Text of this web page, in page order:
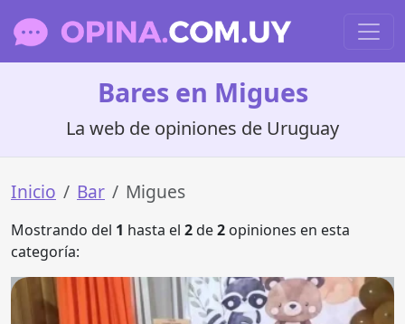
Bares en Migues
La web de opiniones de Uruguay
Inicio Bar Migues
Mostrando del 1 hasta el 2de2 opiniones en esta
categoría: